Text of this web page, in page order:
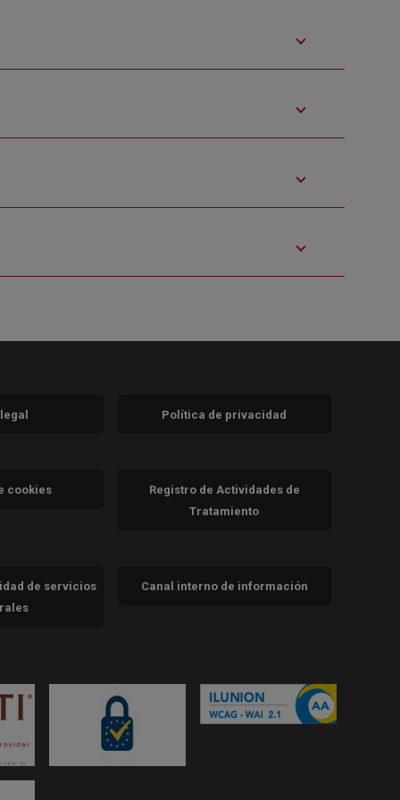
Política de privacidad
cookies
Registro de Actividades de
Tratamiento
de servicios
Canal interno de información